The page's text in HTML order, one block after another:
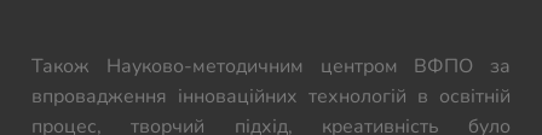
Також Науково-методичним центром ВФПО за
впровадження інноваційних технологій в освітній
процес, творчий підхід, креативність було